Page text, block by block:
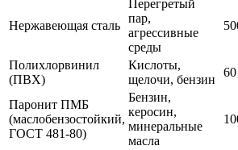
Нержавеющая сталь
Перегретый
пар,
агрессивные
среды
Полихлорвинил
(ПВХ)
Кислоты,
щелочи, бензин
60
Паронит ПМБ
(маслобензостойкий,
ГОСТ 481-80)
Бензин,
керосин,
минеральные
масла